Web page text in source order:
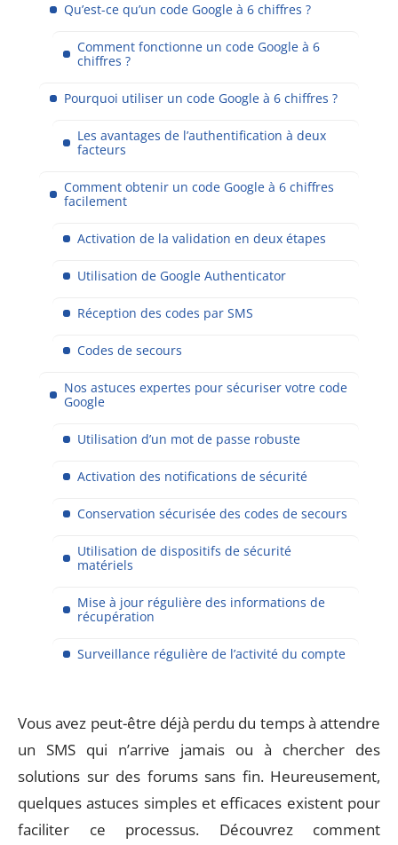
Qu’est-ce qu’un code Google à 6 chiffres ?
Comment fonctionne un code Google à 6
chiffres ?
Pourquoi utiliser un code Google à 6 chiffres ?
Les avantages de l’authentification à deux
facteurs
Comment obtenir un code Google à 6 chiffres
facilement
Activation de la validation en deux étapes
Utilisation de Google Authenticator
Réception des codes par SMS
Codes de secours
Nos astuces expertes pour sécuriser votre code
Google
Utilisation d’un mot de passe robuste
Activation des notifications de sécurité
Conservation sécurisée des codes de secours
Utilisation de dispositifs de sécurité
matériels
Mise à jour régulière des informations de
récupération
Surveillance régulière de l’activité du compte
Vous avez peut-être déjà perdu du temps à attendre
un SMS qui n’arrive jamais ou à chercher des
solutions sur des forums sans fin. Heureusement,
quelques astuces simples et efficaces existent pour
faciliter ce processus. Découvrez comment